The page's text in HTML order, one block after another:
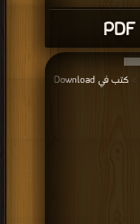
كتب في Download